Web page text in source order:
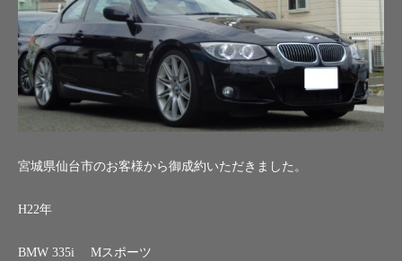
宮城県仙台市のお客様から御成約いただきました。
H22年
BMW 335i Mスポーツ